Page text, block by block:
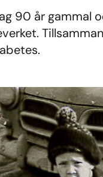
90 år gammal